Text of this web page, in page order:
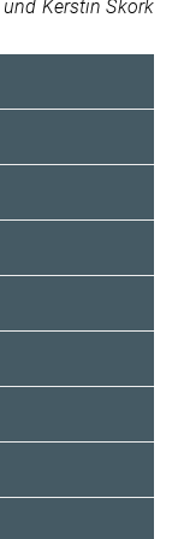
Kerstin Skork